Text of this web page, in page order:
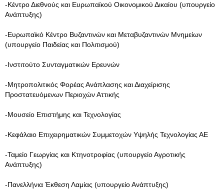
-Κέντρο Διεθνούς και Ευρωπαϊκού Οικονομικού Δικαίου (υπουργείο
Ανάπτυξης)
-Ευρωπαϊκό Κέντρο Βυζαντινών και Μεταβυζαντινών Μνημείων
(υπουργείο Παιδείας και Πολιτισμού)
-Ινστιτούτο Συνταγματικών Ερευνών
-Μητροπολιτικός Φορέας Ανάπλασης και Διαχείρισης
Προστατευόμενων Περιοχών Αττικής
-Μουσείο Επιστήμης και Τεχνολογίας
-Κεφάλαιο Επιχειρηματικών Συμμετοχών Υψηλής Τεχνολογίας ΑΕ
-Ταμείο Γεωργίας και Κτηνοτροφίας (υπουργείο Αγροτικής
Ανάπτυξης)
-Πανελλήνια Έκθεση Λαμίας (υπουργείο Ανάπτυξης)